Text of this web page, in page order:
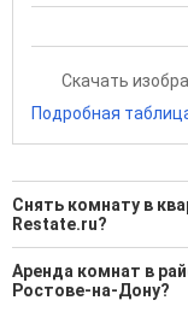
Скачать
Подробная
Снять комнату в
Restate.ru?
Поможем Снять
Октябрьский?
Аренда комнат в
Ростове-на-Дону?